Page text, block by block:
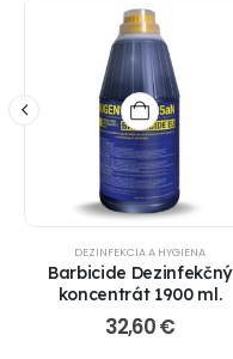
DEZINFEKCIA A HYGIENA
Barbicide Dezinfekčný
koncentrát 1900 ml.
32,60€